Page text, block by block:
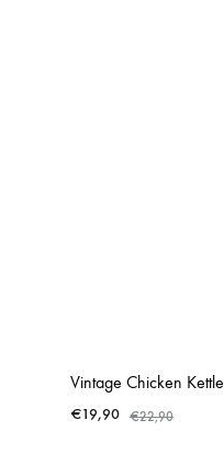
Vintage Chicken Kettle
€19,90 €22,90